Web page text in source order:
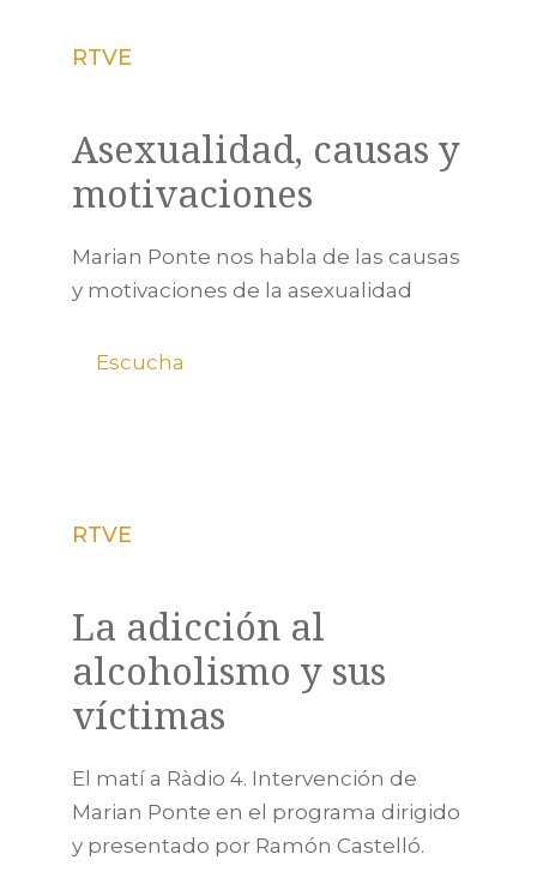
RTVE
Asexualidad, causas y
motivaciones
Marian Ponte nos habla de las causas
y motivaciones de la asexualidad
Escucha
RTVE
La adicción al
alcoholismo y sus
víctimas
El matí a Ràdio 4. Intervención de
Marian Ponte en el programa dirigido
y presentado por Ramón Castelló.